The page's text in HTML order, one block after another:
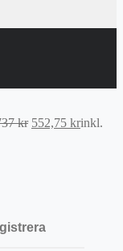
kr Det
552,75 krDet
inkl.